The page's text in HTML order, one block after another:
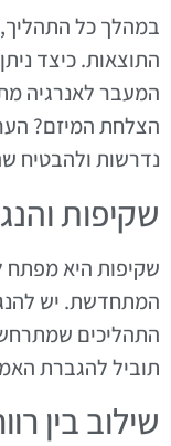
במהלך כל
התוצאות. כיצד
המעבר לאנרגיה
הצלחת המיזם?
נדרשות ולהבטיח
שקיפות
שקיפות היא מפתח
המתחדשת. יש
התהליכים
תוביל להגברת
שילוב בין